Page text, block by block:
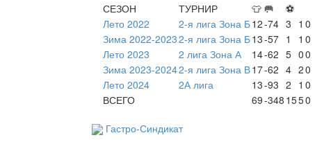
СЕЗОН
ТУРНИР 👕 🥅
⚽
Лето 2022
2-я лига Зона Б12-74 3 1 0
Зима 2022-20232-я лига Зона Б13-57 1 1 0
Лето 2023
2 лига Зона А 14-62 5 00
Зима 2023-20242-я лига Зона В17-62 4 20
Лето 2024
2А лига 13-93 2 1 0
ВСЕГО
69-348 1550
Гастро-Синдикат